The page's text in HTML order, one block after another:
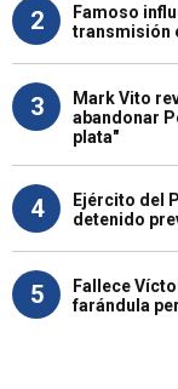
2
Famoso
transmisión
3
Mark Vito
abandonar
plata"
4
Ejército del
detenido
5
Fallece
farándula